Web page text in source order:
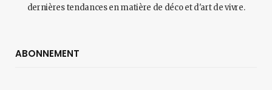
dernières tendances en matière de déco et d'art de vivre.
ABONNEMENT